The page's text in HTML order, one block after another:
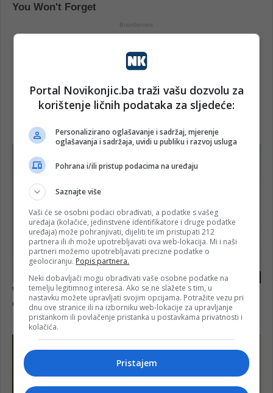
Portal Novikonjic.ba traži vašu dozvolu za
korištenje ličnih podataka za sljedeće:
Personalizirano oglašavanje i sadržaj, mjerenje
oglašavanja i sadržaja, uvidi u publiku i razvoj usluga
Pohrana i/ili pristup podacima na uređaju
Saznajte više
Vaši će se osobni podaci obrađivati, a podatke s vašeg
uređaja (kolačiće, jedinstvene identifikatore i druge podatke
uređaja) može pohranjivati, dijeliti te im pristupati 212
partnera ili ih može upotrebljavati ova web-lokacija. Mi i naši
partneri možemo upotrebljavati precizne podatke o
geolociranju. Popis partnera.
Neki dobavljači mogu obrađivati vaše osobne podatke na
temelju legitimnog interesa. Ako se ne slažete s tim, u
nastavku možete upravljati svojim opcijama. Potražite vezu pri
dnu ove stranice ili na izborniku web-lokacije za upravljanje
pristankom ili povlačenje pristanka u postavkama privatnosti i
kolačića.
Pristajem